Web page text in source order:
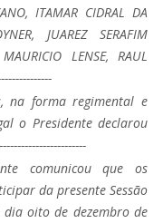
ITAMAR CIDRAL DA
JUAREZ SERAFIM
LENSE, RAUL
na forma regimental e
o Presidente declarou
comunicou que os
da presente Sessão
oito de dezembro de